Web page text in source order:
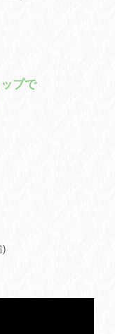
プで
)